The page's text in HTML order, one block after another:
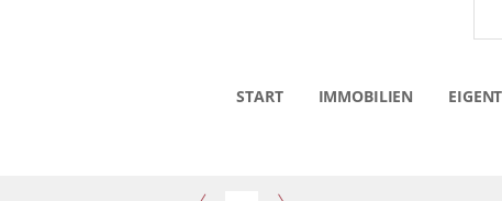
START IMMOBILIEN